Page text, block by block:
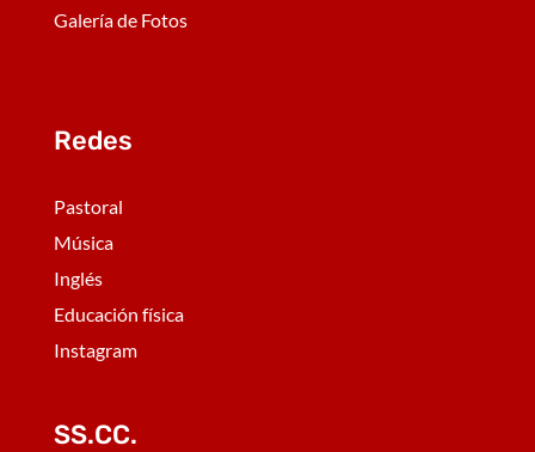
Galería de Fotos
Redes
Pastoral
Música
Inglés
Educación física
Instagram
SS.CC.